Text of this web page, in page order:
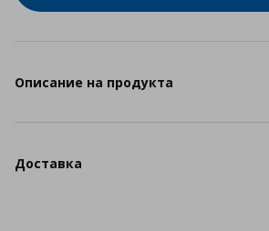
Описание на продукта
Доставка